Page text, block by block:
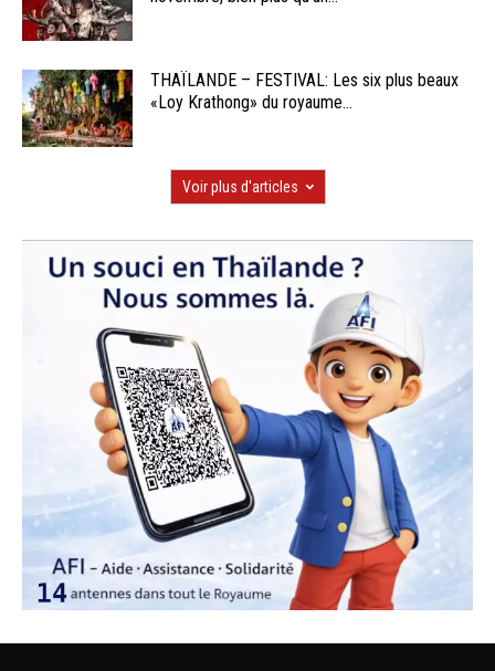
THAÏLANDE – FESTIVAL: Les six plus beaux
«Loy Krathong» du royaume...
Voir plus d'articles